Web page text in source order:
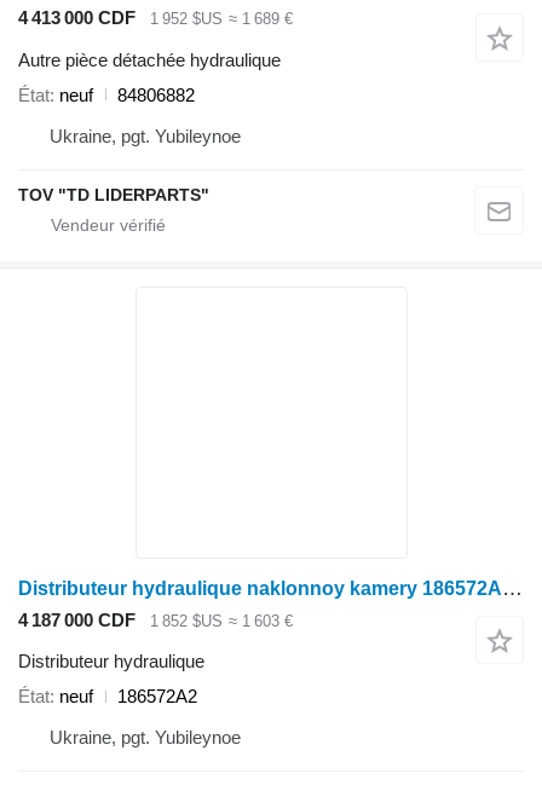
4 413 000 CDF 1 952 $US ≈ 1 689 €
Autre pièce détachée hydraulique
État neuf
84806882
Ukraine, pgt. Yubileynoe
TOV "TD LIDERPARTS"
Distributeur hydraulique naklonnoy kamery 186572A2 pour moissonneuse-batteuse Case IH
4 187 000 CDF 1 852 $US ≈ 1 603 €
Distributeur hydraulique
État neuf
186572A2
Ukraine, pgt. Yubileynoe